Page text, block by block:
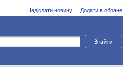
Додати в обране
Надіслати новину